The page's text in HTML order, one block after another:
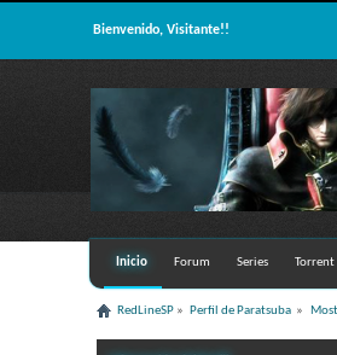
Bienvenido, Visitante!!
Inicio Forum Series Torrent
RedLineSP » Perfil de Paratsuba »